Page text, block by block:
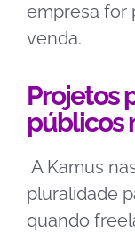
empresa for
venda.
Projetos
públicos
A Kamus
pluralidade
quando